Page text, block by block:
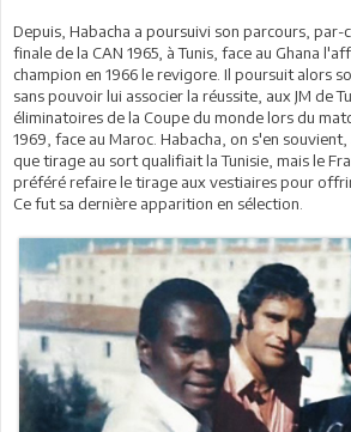
Depuis, Habacha a poursuivi son parcours, par-
finale de la CAN 1965, à Tunis, face au Ghana
champion en 1966 le revigore. Il poursuit alors
sans pouvoir lui associer la réussite, aux JM de
éliminatoires de la Coupe du monde lors du
1969, face au Maroc. Habacha, on s'en
que tirage au sort qualifiait la Tunisie, mais le
préféré refaire le tirage aux vestiaires pour
Ce fut sa dernière apparition en sélection.